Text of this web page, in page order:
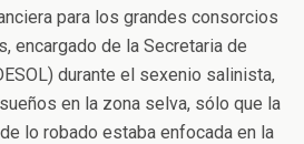
para los grandes consorcios
encargado de la Secretaria de
durante el sexenio salinista,
en la zona selva, sólo que la
lo robado estaba enfocada en la